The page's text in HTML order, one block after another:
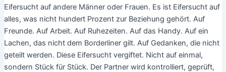
Eifersucht auf andere Männer oder Frauen. Es ist Eifersucht auf
alles, was nicht hundert Prozent zur Beziehung gehört. Auf
Freunde. Auf Arbeit. Auf Ruhezeiten. Auf das Handy. Auf ein
Lachen, das nicht dem Borderliner gilt. Auf Gedanken, die nicht
geteilt werden. Diese Eifersucht vergiftet. Nicht auf einmal,
sondern Stück für Stück. Der Partner wird kontrolliert, geprüft,